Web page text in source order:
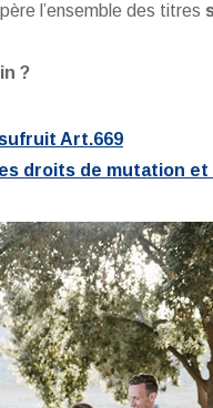
l’ensemble des titres
?
Art.669
droits de mutation et